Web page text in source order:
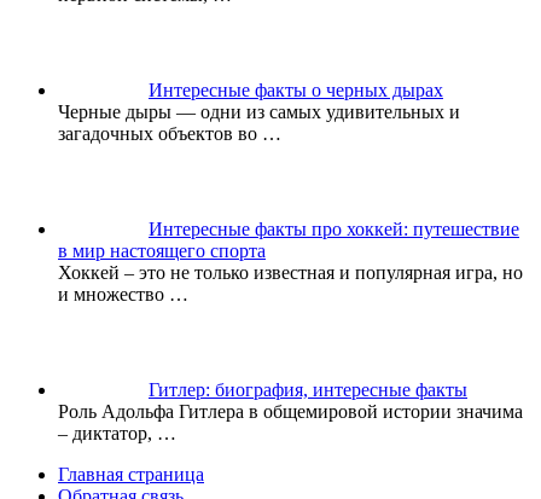
Интересные факты о черных дырах
Черные дыры — одни из самых удивительных и
загадочных объектов во …
Интересные факты про хоккей: путешествие
в мир настоящего спорта
Хоккей – это не только известная и популярная игра, но
и множество …
Гитлер: биография, интересные факты
Роль Адольфа Гитлера в общемировой истории значима
– диктатор, …
Главная страница